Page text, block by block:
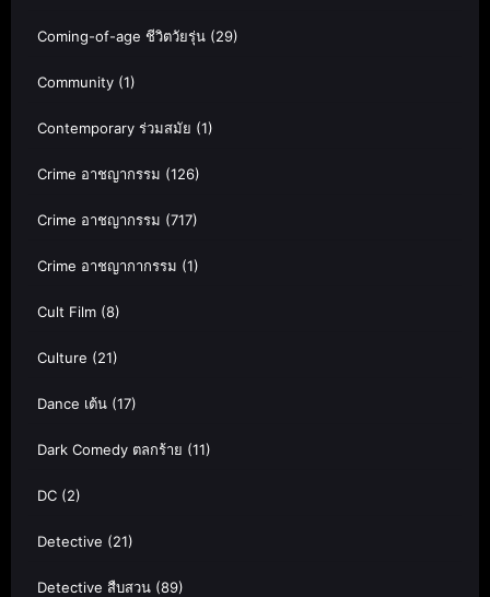
Coming-of-age ชีวิตวัยรุ่น (29)
Community (1)
Contemporary ร่วมสมัย (1)
Crime อาชญากรรม (126)
Crime อาชญากรรม (717)
Crime อาชญากากรรม (1)
Cult Film (8)
Culture (21)
Dance เต้น (17)
Dark Comedy ตลกร้าย (11)
DC (2)
Detective (21)
Detective สืบสวน (89)